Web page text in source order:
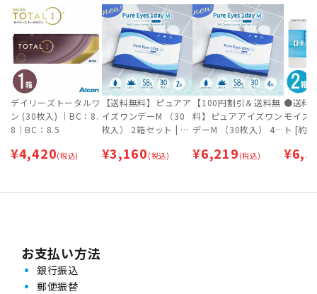
デイリーズトータルワ
ン (30枚入) ｜BC：8.
8｜BC：8.5
¥4,420(税込)
【送料無料】ピュアア
イズワンデーM （30
枚入） 2箱セット | 1
ー 【ネコポス専用
¥3,160 (税込)
【100円割引＆送料無
料】ピュアアイズワン
デーM （30枚入） 4
イプ | ワンデー 【ネ
¥6,219 (税込)
●送料
モイス
ト [約3
¥
お支払い方法
銀行振込
郵便振替